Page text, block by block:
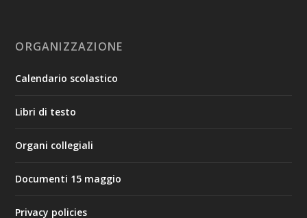
ORGANIZZAZIONE
Calendario scolastico
Libri di testo
Organi collegiali
Documenti 15 maggio
Privacy policies